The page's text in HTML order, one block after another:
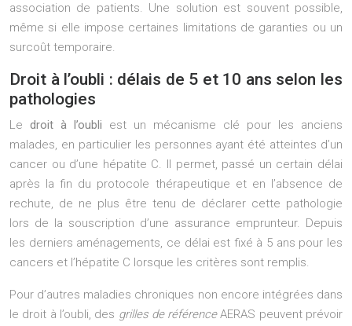
association de patients. Une solution est souvent possible,
même si elle impose certaines limitations de garanties ou un
surcoût temporaire.
Droit à l’oubli : délais de 5 et 10 ans selon les
pathologies
Le droit à l’oubli est un mécanisme clé pour les anciens
malades, en particulier les personnes ayant été atteintes d’un
cancer ou d’une hépatite C. Il permet, passé un certain délai
après la fin du protocole thérapeutique et en l’absence de
rechute, de ne plus être tenu de déclarer cette pathologie
lors de la souscription d’une assurance emprunteur. Depuis
les derniers aménagements, ce délai est fixé à 5 ans pour les
cancers et l’hépatite C lorsque les critères sont remplis.
Pour d’autres maladies chroniques non encore intégrées dans
le droit à l’oubli, des grilles de référenceAERAS peuvent prévoir